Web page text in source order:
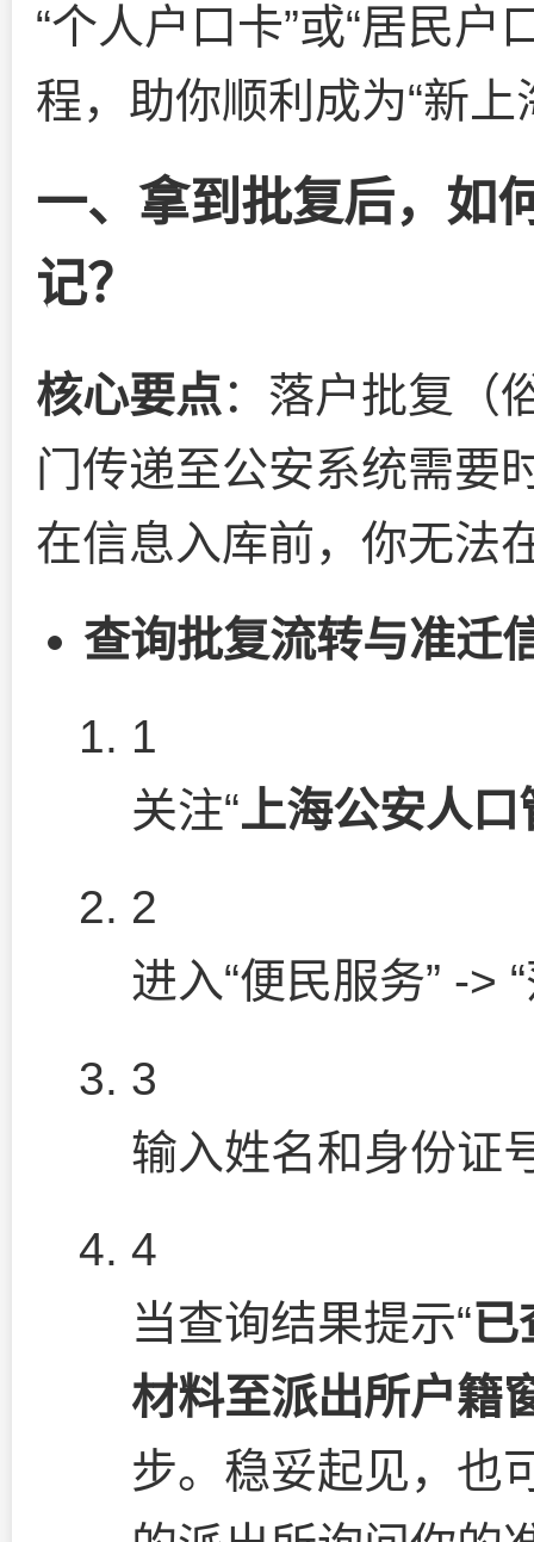
“个人户口卡”或“居民
程，助你顺利成为“新上
一、拿到批复后，如
记？
核心要点：落户批复（
门传递至公安系统需要
在信息入库前，你无法
查询批复流转与准迁
1
关注“上海公安人口
2
进入“便民服务” ->
3
输入姓名和身份证
4
当查询结果提示“已
材料至派出所户籍
步。稳妥起见，也